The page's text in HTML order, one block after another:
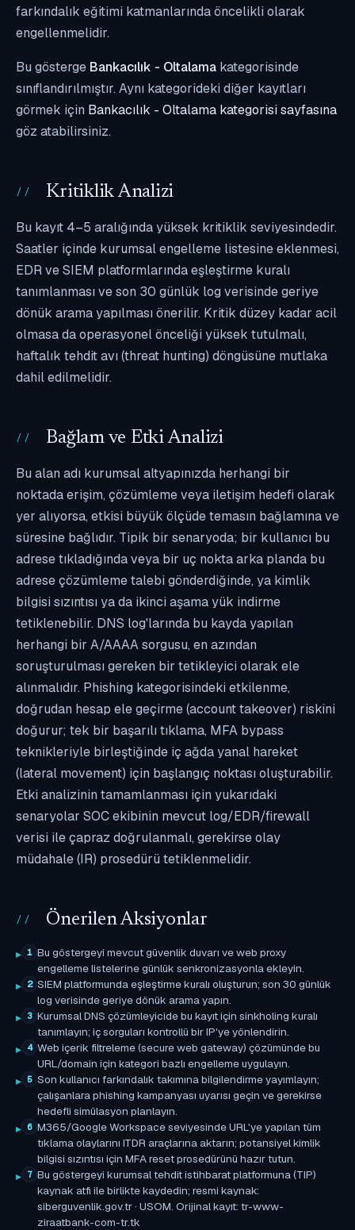
farkındalık eğitimi katmanlarında öncelikli olarak
engellenmelidir.
Bu gösterge Bankacılık - Oltalama kategorisinde
sınıflandırılmıştır. Aynı kategorideki diğer kayıtları
görmek için Bankacılık - Oltalama kategorisi sayfasına
göz atabilirsiniz.
Kritiklik Analizi
Bu kayıt 4–5 aralığında yüksek kritiklik seviyesindedir.
Saatler içinde kurumsal engelleme listesine eklenmesi,
EDR ve SIEM platformlarında eşleştirme kuralı
tanımlanması ve son 30 günlük log verisinde geriye
dönük arama yapılması önerilir. Kritik düzey kadar acil
olmasa da operasyonel önceliği yüksek tutulmalı,
haftalık tehdit avı (threat hunting) döngüsüne mutlaka
dahil edilmelidir.
Bağlam ve Etki Analizi
Bu alan adı kurumsal altyapınızda herhangi bir
noktada erişim, çözümleme veya iletişim hedefi olarak
yer alıyorsa, etkisi büyük ölçüde temasın bağlamına ve
süresine bağlıdır. Tipik bir senaryoda; bir kullanıcı bu
adrese tıkladığında veya bir uç nokta arka planda bu
adrese çözümleme talebi gönderdiğinde, ya kimlik
bilgisi sızıntısı ya da ikinci aşama yük indirme
tetiklenebilir. DNS log'larında bu kayda yapılan
herhangi bir A/AAAA sorgusu, en azından
soruşturulması gereken bir tetikleyici olarak ele
alınmalıdır. Phishing kategorisindeki etkilenme,
doğrudan hesap ele geçirme (account takeover) riskini
doğurur; tek bir başarılı tıklama, MFA bypass
teknikleriyle birleştiğinde iç ağda yanal hareket
(lateral movement) için başlangıç noktası oluşturabilir.
Etki analizinin tamamlanması için yukarıdaki
senaryolar SOC ekibinin mevcut log/EDR/firewall
verisi ile çapraz doğrulanmalı, gerekirse olay
müdahale (IR) prosedürü tetiklenmelidir.
Önerilen Aksiyonlar
1 Bu göstergeyi mevcut güvenlik duvarı ve web proxy
engelleme listelerine günlük senkronizasyonla ekleyin.
2 SIEM platformunda eşleştirme kuralı oluşturun; son 30 günlük
log verisinde geriye dönük arama yapın.
3 Kurumsal DNS çözümleyicide bu kayıt için sinkholing kuralı
tanımlayın; iç sorguları kontrollü bir IP'ye yönlendirin.
4 Web içerik filtreleme (secure web gateway) çözümünde bu
URL/domain için kategori bazlı engelleme uygulayın.
5 Son kullanıcı farkındalık takımına bilgilendirme yayımlayın;
çalışanlara phishing kampanyası uyarısı geçin ve gerekirse
hedefli simülasyon planlayın.
6 M365/Google Workspace seviyesinde URL'ye yapılan tüm
tıklama olaylarını ITDR araçlarına aktarın; potansiyel kimlik
bilgisi sızıntısı için MFA reset prosedürünü hazır tutun.
7 Bu göstergeyi kurumsal tehdit istihbarat platformuna (TIP)
kaynak atfı ile birlikte kaydedin; resmi kaynak:
siberguvenlik.gov.tr · USOM. Orijinal kayıt: tr-www-
ziraatbank-com-tr.tk